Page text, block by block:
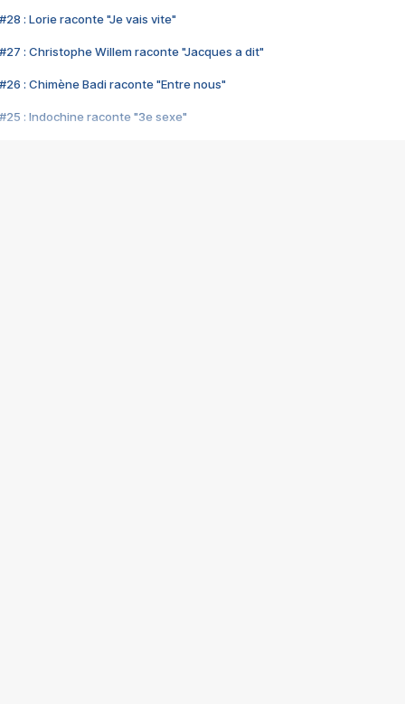
#28 : Lorie raconte "Je vais vite"
#27 : Christophe Willem raconte "Jacques a dit"
#26 : Chimène Badi raconte "Entre nous"
#25 : Indochine raconte "3e sexe"